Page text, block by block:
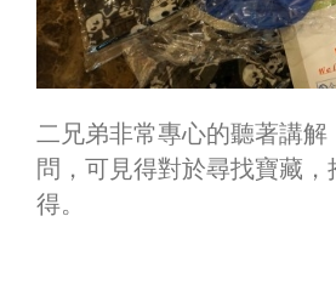
二兄弟非常專心的聽著講解
問，可見得對於尋找寶藏
得。